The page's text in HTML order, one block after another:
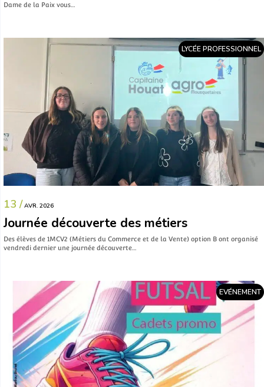
Dame de la Paix vous…
LYCÉE PROFESSIONNEL
13 / AVR. 2026
Journée découverte des métiers
Des élèves de 1MCV2 (Métiers du Commerce et de la Vente) option B ont organisé
vendredi dernier une journée découverte…
EVÉNEMENT